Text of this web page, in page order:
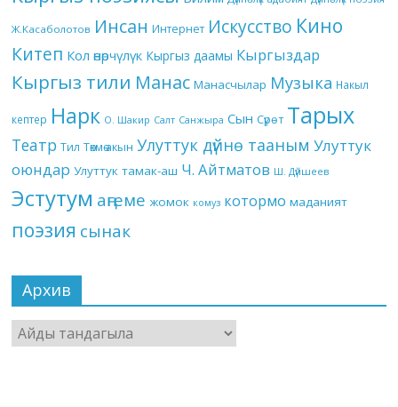
Ж.Касаболотов Инсан Интернет Искусство Кино
Китеп Кол өнөрчүлүк Кыргыз даамы Кыргыздар
Кыргыз тили Манас Манасчылар Музыка Накыл
кептер Нарк О. Шакир Салт Санжыра Сын Сүрөт Тарых
Театр Тил Төкмө акын Улуттук дүйнө тааным Улуттук
оюндар Улуттук тамак-аш Ч. Айтматов Ш. Дүйшеев
Эстутум аңгеме жомок комуз котормо маданият
поэзия сынак
Архив
Архив